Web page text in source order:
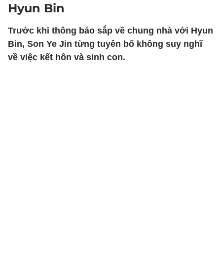
Hyun Bin
Trước khi thông báo sắp về chung nhà với Hyun
Bin, Son Ye Jin từng tuyên bố không suy nghĩ
về việc kết hôn và sinh con.